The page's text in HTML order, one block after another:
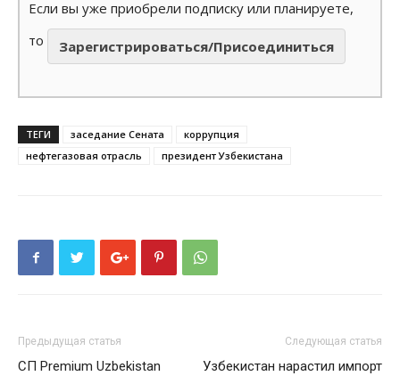
Если вы уже приобрели подписку или планируете,
то
Зарегистрироваться/Присоединиться
ТЕГИ заседание Сената
коррупция
нефтегазовая отрасль
президент Узбекистана
Предыдущая статья
СП Premium Uzbekistan
Следующая статья
Узбекистан нарастил импорт